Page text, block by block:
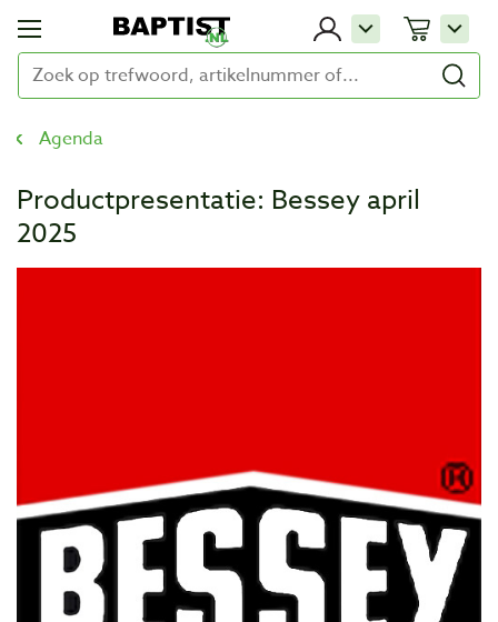
Agenda
Productpresentatie: Bessey april
2025